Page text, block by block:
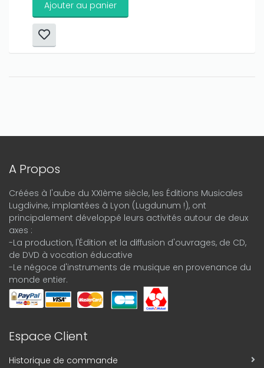
Ajouter au panier
A Propos
Créées à l'aube du XXIème siècle, les Éditions Musicales
Lugdivine, implantées à Lyon (Lugdunum !), ont
principalement développé leurs activités autour de deux
axes :
-La production, l'Édition et la diffusion d'ouvrages, de CD,
de DVD à vocation éducative
-Le négoce d'instruments de musique en provenance du
monde entier.
Espace Client
Historique de commande